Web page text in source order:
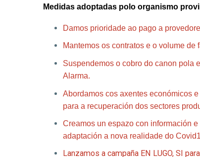
Medidas adoptadas polo organismo
Damos prioridade ao pago a
Mantemos os contratos e o volume
Suspendemos o cobro do canon pola
Alarma.
Abordamos cos axentes económicos
para a recuperación dos sectores
Creamos un espazo con información
adaptación a nova realidade do
Lanzamos a campaña EN LUGO, SI